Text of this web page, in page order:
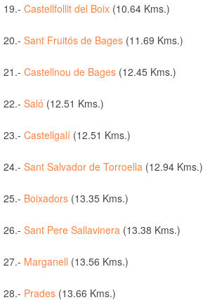
19.- Castellfollit del Boix (10.64 Kms.)
20.- Sant Fruitós de Bages (11.69 Kms.)
21.- Castellnou de Bages (12.45 Kms.)
22.- Saló (12.51 Kms.)
23.- Castellgalí (12.51 Kms.)
24.- Sant Salvador de Torroella (12.94 Kms.)
25.- Boixadors (13.35 Kms.)
26.- Sant Pere Sallavinera (13.38 Kms.)
27.- Marganell (13.56 Kms.)
28.- Prades (13.66 Kms.)